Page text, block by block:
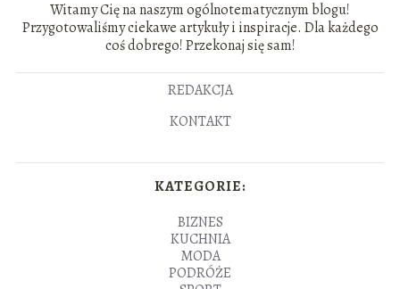
Witamy Cię na naszym ogólnotematycznym blogu!
Przygotowaliśmy ciekawe artykuły i inspiracje. Dla każdego
coś dobrego! Przekonaj się sam!
REDAKCJA
KONTAKT
KATEGORIE:
BIZNES
KUCHNIA
MODA
PODRÓŻE